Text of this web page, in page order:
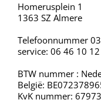
Homerusplein 1
1363 SZ Almere
Telefoonnummer
service: 06 46 10
BTW nummer :
België:
KvK nummer: